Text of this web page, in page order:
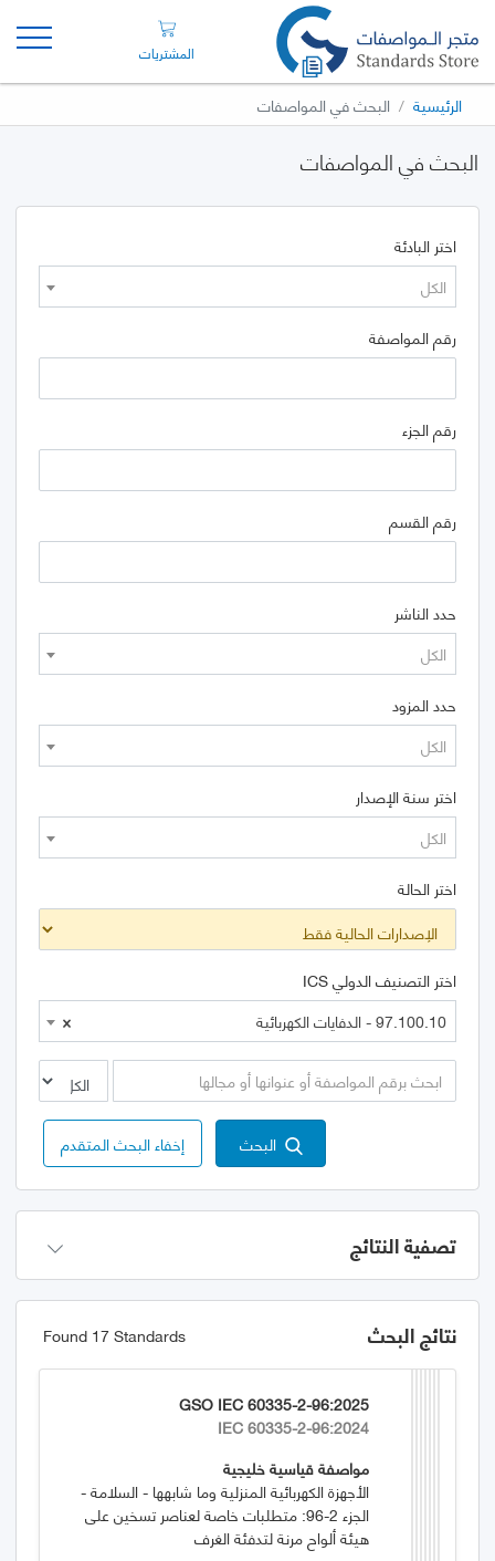
المشتريات
الرئيسية البحث في المواصفات
البحث في المواصفات
اختر البادئة
الكل
رقم المواصفة
رقم الجزء
رقم القسم
حدد الناشر
الكل
حدد المزود
الكل
اختر سنة الإصدار
الكل
اختر الحالة
اختر التصنيف الدولي ICS
×
97.100.10 - الدفايات الكهربائية
البحث إخفاء البحث المتقدم
تصفية النتائج
نتائج البحث Found 17 Standards
GSO IEC 60335-2-96:2025
IEC 60335-2-96:2024
مواصفة قياسية خليجية
الأجهزة الكهربائية المنزلية وما شابهها - السلامة -
الجزء 2-96: متطلبات خاصة لعناصر تسخين على
هيئة ألواح مرنة لتدفئة الغرف